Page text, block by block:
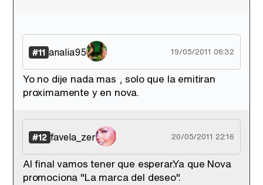
#11 analia95 19/05/2011 06:32
Yo no dije nada mas , solo que la emitiran
proximamente y en nova.
#12 favela_zer 20/05/2011 22:16
Al final vamos tener que esperar.Ya que Nova
promociona "La marca del deseo".